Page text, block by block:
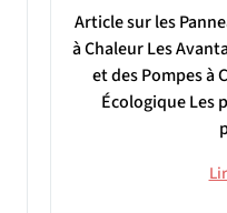
Article sur les
à Chaleur Les
et des Pompes à
Écologique Les